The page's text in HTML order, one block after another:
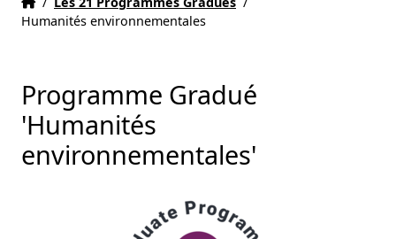
Humanités environnementales
Programme Gradué
'Humanités
environnementales'